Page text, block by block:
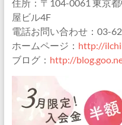
住所：〒104-0061 東京
屋ビル4F
電話お問い合わせ：03-
ホームページ： http://
ブログ： http://